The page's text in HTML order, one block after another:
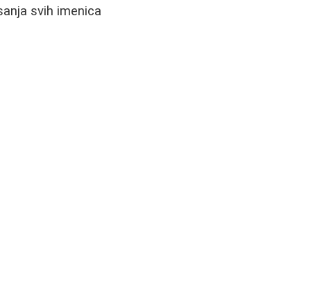
svih imenica